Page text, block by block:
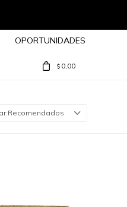
OPORTUNIDADES
$ 0,00
Recomendados